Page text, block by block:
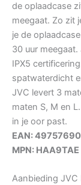
de oplaadcase
meegaat. Zo zit
je de
30 uur
IPX5
spatwaterdicht
JVC levert 3
maten S, M en
in je oor past.
EAN:
MPN: HAA9TAE
Aanbieding